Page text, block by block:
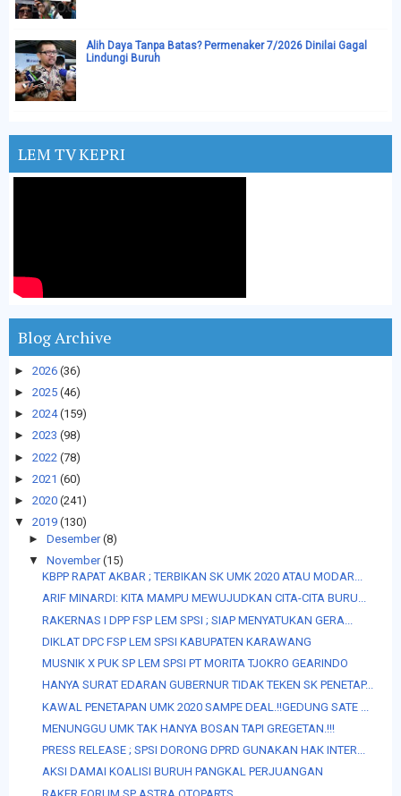
Alih Daya Tanpa Batas? Permenaker 7/2026 Dinilai Gagal
Lindungi Buruh
LEM TV KEPRI
Blog Archive
► 2026 (36)
► 2025 (46)
► 2024 (159)
► 2023 (98)
► 2022 (78)
► 2021 (60)
► 2020 (241)
▼
2019 (130)
► Desember (8)
▼
November (15)
KBPP RAPAT AKBAR ; TERBIKAN SK UMK 2020 ATAU MODAR...
ARIF MINARDI: KITA MAMPU MEWUJUDKAN CITA-CITA BURU...
RAKERNAS I DPP FSP LEM SPSI ; SIAP MENYATUKAN GERA...
DIKLAT DPC FSP LEM SPSI KABUPATEN KARAWANG
MUSNIK X PUK SP LEM SPSI PT MORITA TJOKRO GEARINDO
HANYA SURAT EDARAN GUBERNUR TIDAK TEKEN SK PENETAP...
KAWAL PENETAPAN UMK 2020 SAMPE DEAL.!!GEDUNG SATE ...
MENUNGGU UMK TAK HANYA BOSAN TAPI GREGETAN.!!!
PRESS RELEASE ; SPSI DORONG DPRD GUNAKAN HAK INTER...
AKSI DAMAI KOALISI BURUH PANGKAL PERJUANGAN